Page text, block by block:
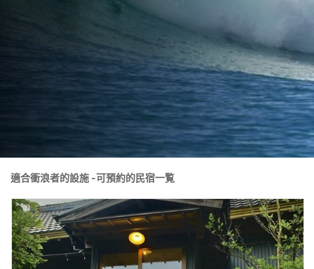
適合衝浪者的設施 -可預約的民宿一覧